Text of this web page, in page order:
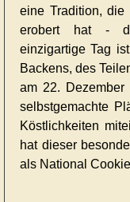
eine Tradition,
erobert hat -
einzigartige Tag
Backens, des
am 22. Dezember
selbstgemachte
Köstlichkeiten
hat dieser
als National